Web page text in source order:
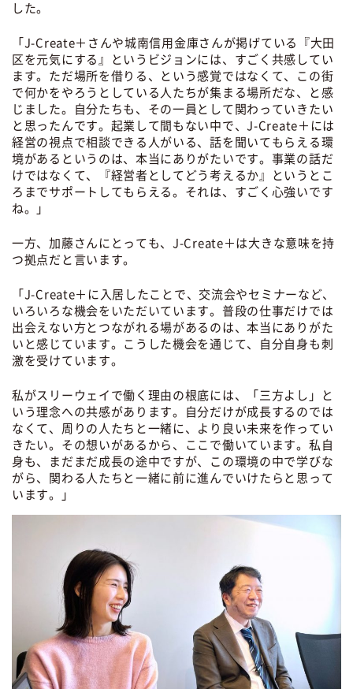
した。
「J-Create＋さんや城南信用金庫さんが掲げている『大田
区を元気にする』というビジョンには、すごく共感してい
ます。ただ場所を借りる、という感覚ではなくて、この街
で何かをやろうとしている人たちが集まる場所だな、と感
じました。自分たちも、その一員として関わっていきたい
と思ったんです。起業して間もない中で、J-Create＋には
経営の視点で相談できる人がいる、話を聞いてもらえる環
境があるというのは、本当にありがたいです。事業の話だ
けではなくて、『経営者としてどう考えるか』というとこ
ろまでサポートしてもらえる。それは、すごく心強いです
ね。」
一方、加藤さんにとっても、J-Create＋は大きな意味を持
つ拠点だと言います。
「J-Create＋に入居したことで、交流会やセミナーなど、
いろいろな機会をいただいています。普段の仕事だけでは
出会えない方とつながれる場があるのは、本当にありがた
いと感じています。こうした機会を通じて、自分自身も刺
激を受けています。
私がスリーウェイで働く理由の根底には、「三方よし」と
いう理念への共感があります。自分だけが成長するのでは
なくて、周りの人たちと一緒に、より良い未来を作ってい
きたい。その想いがあるから、ここで働いています。私自
身も、まだまだ成長の途中ですが、この環境の中で学びな
がら、関わる人たちと一緒に前に進んでいけたらと思って
います。」